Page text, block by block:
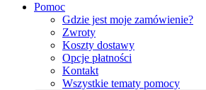
Pomoc
Gdzie jest moje zamówienie?
Zwroty
Koszty dostawy
Opcje płatności
Kontakt
Wszystkie tematy pomocy